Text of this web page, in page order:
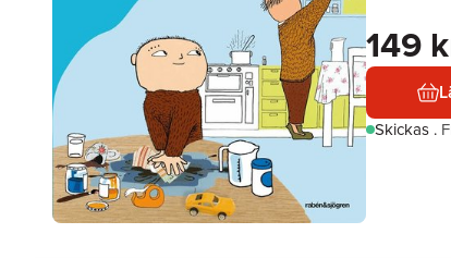
149
Skickas .